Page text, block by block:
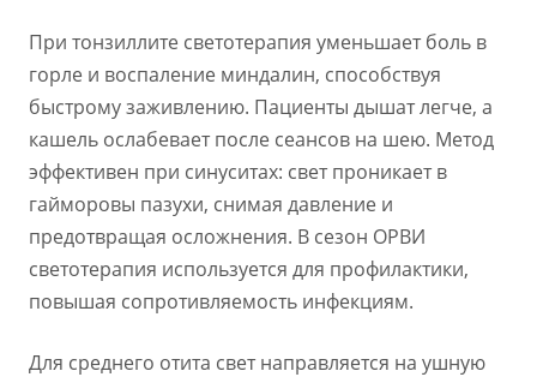
При тонзиллите светотерапия уменьшает боль в
горле и воспаление миндалин, способствуя
быстрому заживлению. Пациенты дышат легче, а
кашель ослабевает после сеансов на шею. Метод
эффективен при синуситах: свет проникает в
гайморовы пазухи, снимая давление и
предотвращая осложнения. В сезон ОРВИ
светотерапия используется для профилактики,
повышая сопротивляемость инфекциям.
Для среднего отита свет направляется на ушную